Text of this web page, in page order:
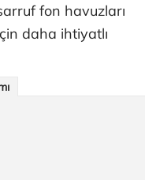
fon havuzları
daha ihtiyatlı